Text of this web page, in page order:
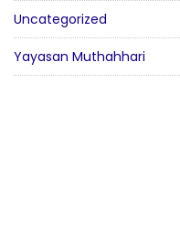
Uncategorized
Yayasan Muthahhari